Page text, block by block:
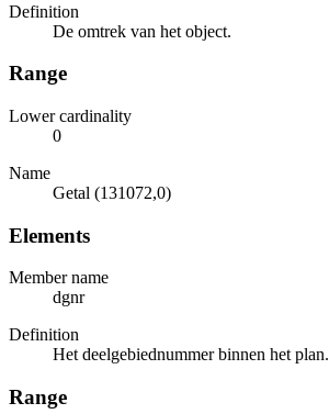
Definition
De omtrek van het object.
Range
Lower cardinality
0
Name
Getal (131072,0)
Elements
Member name
dgnr
Definition
Het deelgebiednummer binnen het plan.
Range